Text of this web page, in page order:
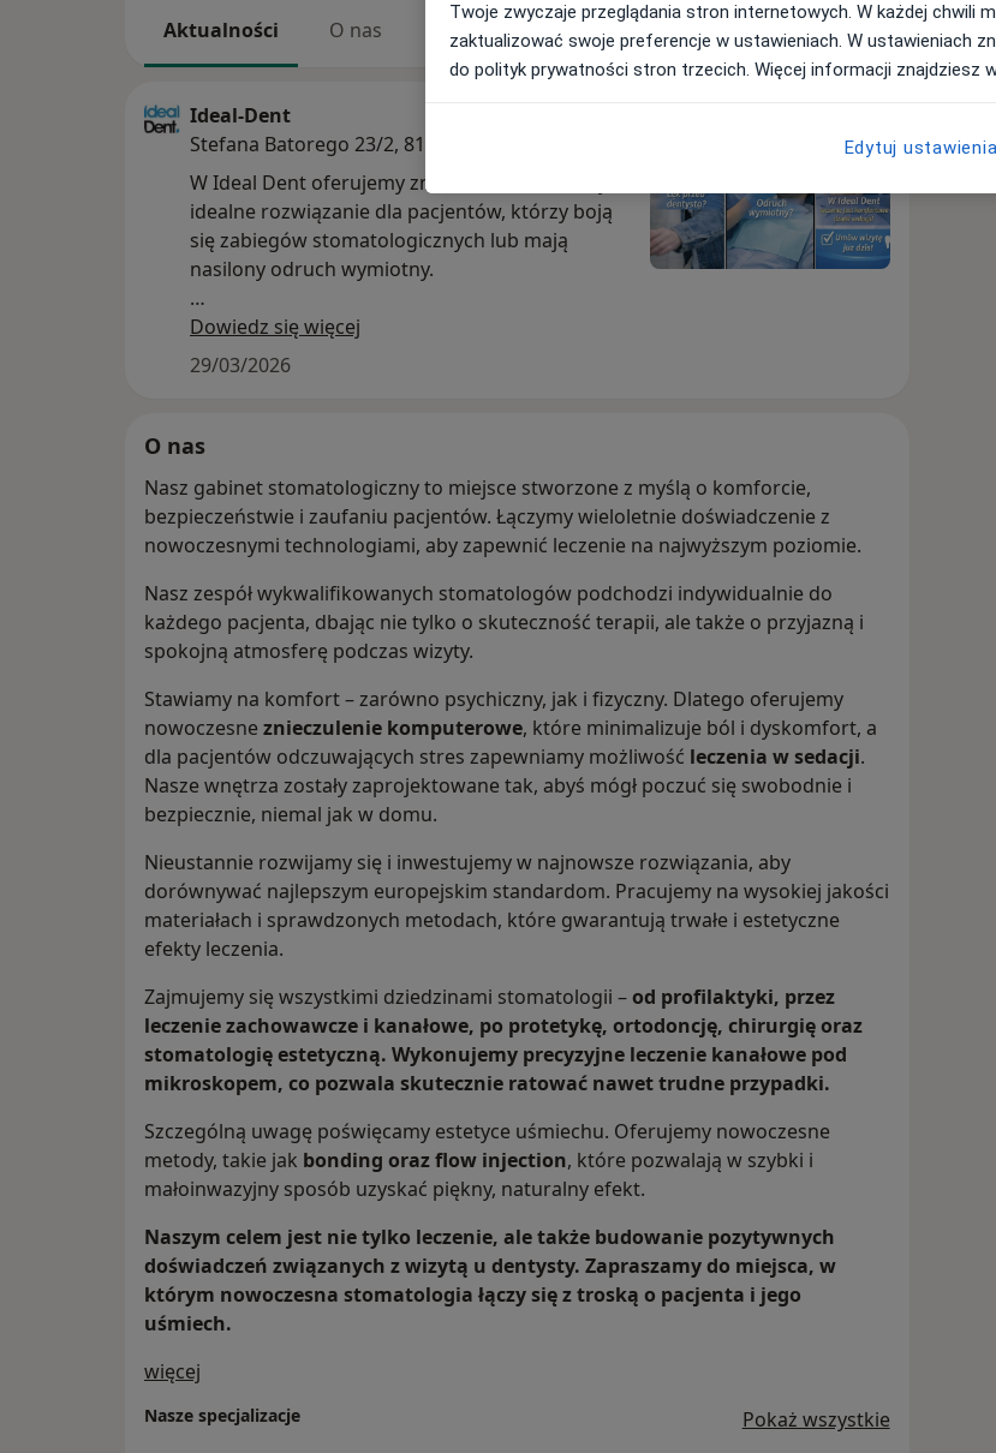
Aktualności O nas Usługi Specjaliści Adresy Opinie
Ideal-Dent
Stefana Batorego 23/2, 81-365 Gdynia
W Ideal Dent oferujemy znieczulenie w sedacji –
idealne rozwiązanie dla pacjentów, którzy boją
się zabiegów stomatologicznych lub mają
nasilony odruch wymiotny.
Dzięki sedacji:
Zabieg jest bezbolesny i komfortowy
bez obaw zadbać o uśmiech
Nie pozwól, aby lęk powstrzymywał Cię przed
zdrowym uśmiechem
Dowiedz się więcej
29/03/2026
O nas
Nasz gabinet stomatologiczny to miejsce stworzone z myślą o komforcie,
bezpieczeństwie i zaufaniu pacjentów. Łączymy wieloletnie doświadczenie z
nowoczesnymi technologiami, aby zapewnić leczenie na najwyższym poziomie.
Nasz zespół wykwalifikowanych stomatologów podchodzi indywidualnie do
każdego pacjenta, dbając nie tylko o skuteczność terapii, ale także o przyjazną i
spokojną atmosferę podczas wizyty.
Stawiamy na komfort – zarówno psychiczny, jak i fizyczny. Dlatego oferujemy
nowoczesne znieczulenie komputerowe, które minimalizuje ból i dyskomfort, a
dla pacjentów odczuwających stres zapewniamy możliwość leczenia w sedacji.
Nasze wnętrza zostały zaprojektowane tak, abyś mógł poczuć się swobodnie i
bezpiecznie, niemal jak w domu.
Nieustannie rozwijamy się i inwestujemy w najnowsze rozwiązania, aby
dorównywać najlepszym europejskim standardom. Pracujemy na wysokiej jakości
materiałach i sprawdzonych metodach, które gwarantują trwałe i estetyczne
efekty leczenia.
Zajmujemy się wszystkimi dziedzinami stomatologii –od profilaktyki, przez
leczenie zachowawcze i kanałowe, po protetykę, ortodoncję, chirurgię oraz
stomatologię estetyczną. Wykonujemy precyzyjne leczenie kanałowe pod
mikroskopem, co pozwala skutecznie ratować nawet trudne przypadki.
Szczególną uwagę poświęcamy estetyce uśmiechu. Oferujemy nowoczesne
metody, takie jak bonding oraz flow injection, które pozwalają w szybki i
małoinwazyjny sposób uzyskać piękny, naturalny efekt.
Naszym celem jest nie tylko leczenie, ale także budowanie pozytywnych
doświadczeń związanych z wizytą u dentysty. Zapraszamy do miejsca, w
którym nowoczesna stomatologia łączy się z troską o pacjenta i jego
uśmiech.
więcej
Nasze specjalizacje
Pokaż wszystkie
Twoje zwyczaje przeglądania stron internetowych. W każdej chwili
zaktualizować swoje preferencje w ustawieniach. W ustawieniach
do polityk prywatności stron trzecich. Więcej informacji znajdziesz
Edytuj ustawienia